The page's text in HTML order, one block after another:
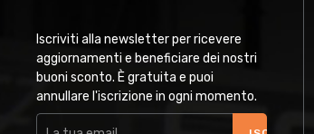
Iscriviti alla newsletter per ricevere
aggiornamenti e beneficiare dei nostri
buoni sconto. È gratuita e puoi
annullare l'iscrizione in ogni momento.